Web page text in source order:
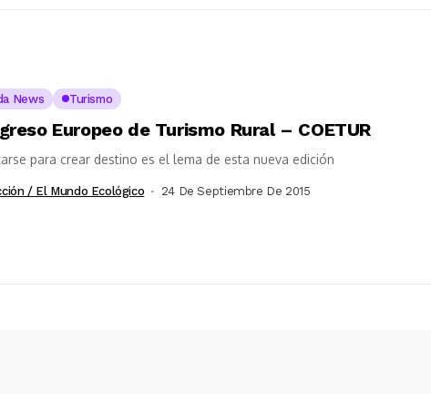
News Turismo
Europeo de Turismo Rural – COETUR
para crear destino es el lema de esta nueva edición
/ El Mundo Ecológico 24 De Septiembre De 2015